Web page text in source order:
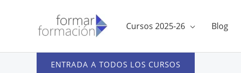
Cursos 2025-26 Blog
ENTRADA A TODOS LOS CURSOS